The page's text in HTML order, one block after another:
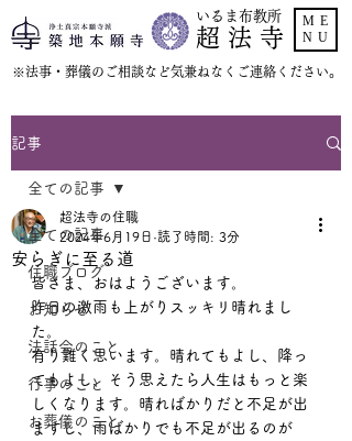
いるま布教所
超 法 寺
​※法事・葬儀のご相談など気兼ねなくご連絡ください。
ME
NU
記事
全ての記事
住職ブログ
お知らせ
法話会のこと
行事のこと
お葬儀のこと
全ての記事
安らぎに至る道
超法寺の住職
2024年6月19日 読了時間: 3分
皆さま、おはようございます。
昨日の激雨も上がりスッキリ晴れまし
た。
有り難く思います。晴れてもよし、降っ
てもよし、そう思えたら人生はもっと楽
しくなります。晴ればかりだと不足が出
ますし、雨ばかりでも不足が出るのが